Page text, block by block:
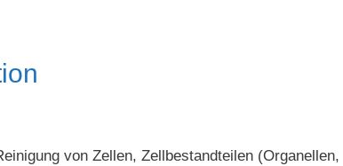
von Zellen, Zellbestandteilen (Organellen,